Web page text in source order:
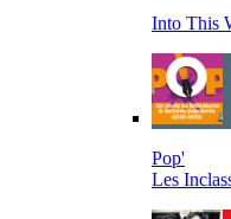
Into This
Pop'
Les